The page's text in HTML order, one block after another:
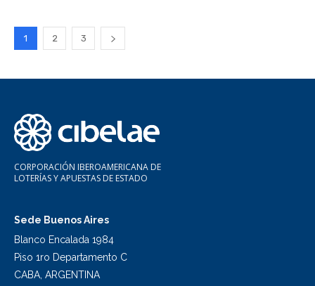
1 2 3
CORPORACIÓN IBEROAMERICANA DE
LOTERÍAS Y APUESTAS DE ESTADO
Sede Buenos Aires
Blanco Encalada 1984
Piso 1ro Departamento C
CABA, ARGENTINA